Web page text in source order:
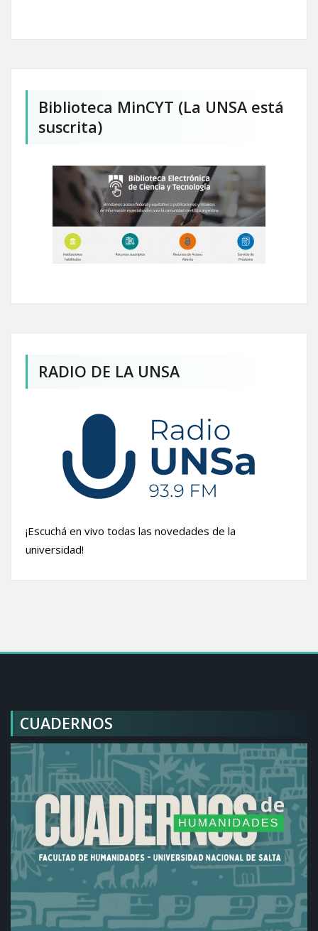
Biblioteca MinCYT (La UNSA está
suscrita)
RADIO DE LA UNSA
¡Escuchá en vivo todas las novedades de la
universidad!
CUADERNOS